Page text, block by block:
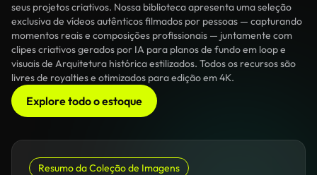
seus projetos criativos. Nossa biblioteca apresenta uma seleção
exclusiva de vídeos autênticos filmados por pessoas — capturando
momentos reais e composições profissionais — juntamente com
clipes criativos gerados por IA para planos de fundo em loop e
visuais de Arquitetura histórica estilizados. Todos os recursos são
livres de royalties e otimizados para edição em 4K.
Explore todo o estoque
Resumo da Coleção de Imagens